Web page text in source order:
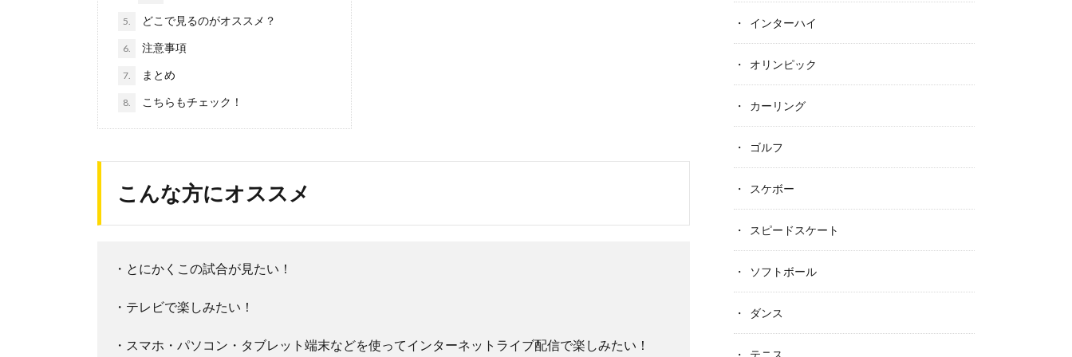
5. どこで見るのがオススメ？
6. 注意事項
7. まとめ
8. こちらもチェック！
こんな方にオススメ
・とにかくこの試合が見たい！
・テレビで楽しみたい！
・スマホ・パソコン・タブレット端末などを使ってインターネットライブ配信で楽しみたい！
インターハイ
オリンピック
カーリング
ゴルフ
スケボー
スピードスケート
ソフトボール
ダンス